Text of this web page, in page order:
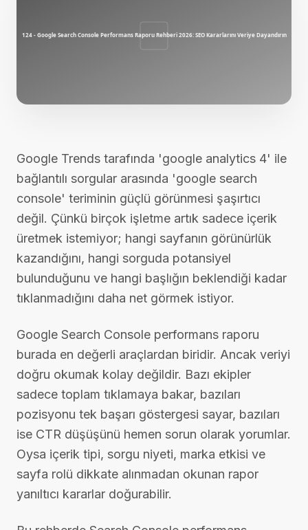
Google Trends tarafında 'google analytics 4' ile
bağlantılı sorgular arasında 'google search
console' teriminin güçlü görünmesi şaşırtıcı
değil. Çünkü birçok işletme artık sadece içerik
üretmek istemiyor; hangi sayfanın görünürlük
kazandığını, hangi sorguda potansiyel
bulunduğunu ve hangi başlığın beklendiği kadar
tıklanmadığını daha net görmek istiyor.
Google Search Console performans raporu
burada en değerli araçlardan biridir. Ancak veriyi
doğru okumak kolay değildir. Bazı ekipler
sadece toplam tıklamaya bakar, bazıları
pozisyonu tek başarı göstergesi sayar, bazıları
ise CTR düşüşünü hemen sorun olarak yorumlar.
Oysa içerik tipi, sorgu niyeti, marka etkisi ve
sayfa rolü dikkate alınmadan okunan rapor
yanıltıcı kararlar doğurabilir.